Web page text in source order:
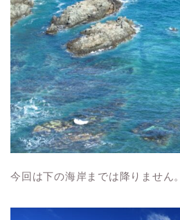
今回は下の海岸までは降りません。